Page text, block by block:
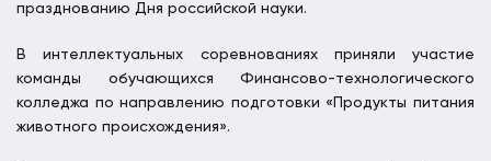
празднованию Дня российской науки.
В интеллектуальных соревнованиях приняли участие
команды обучающихся Финансово-технологического
колледжа по направлению подготовки «Продукты питания
животного происхождения».